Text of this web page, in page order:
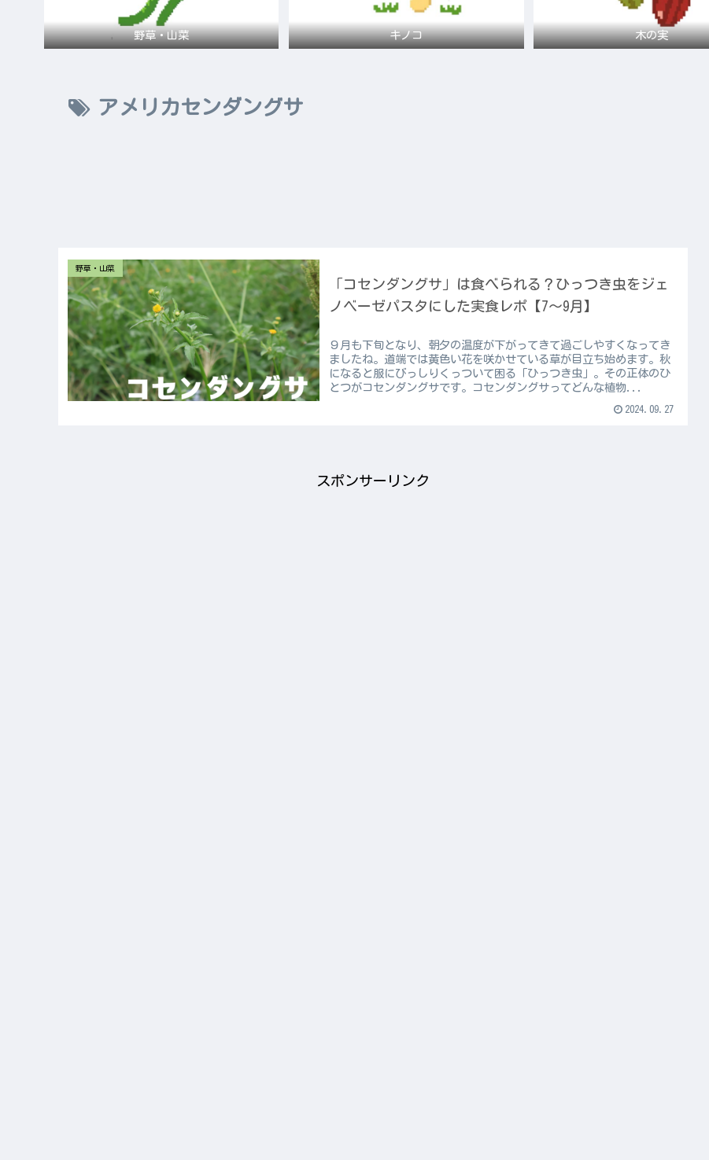
野草・山菜 キノコ 木の実
アメリカセンダングサ
野草・山菜
「コセンダングサ」は食べられる？ひっつき虫をジェ
ノベーゼパスタにした実食レポ【7〜9月】
９月も下旬となり、朝夕の温度が下がってきて過ごしやすくなってき
ましたね。道端では黄色い花を咲かせている草が目立ち始めます。秋
になると服にびっしりくっついて困る「ひっつき虫」。その正体のひ
とつがコセンダングサです。コセンダングサってどんな植物...
2024.09.27
スポンサーリンク